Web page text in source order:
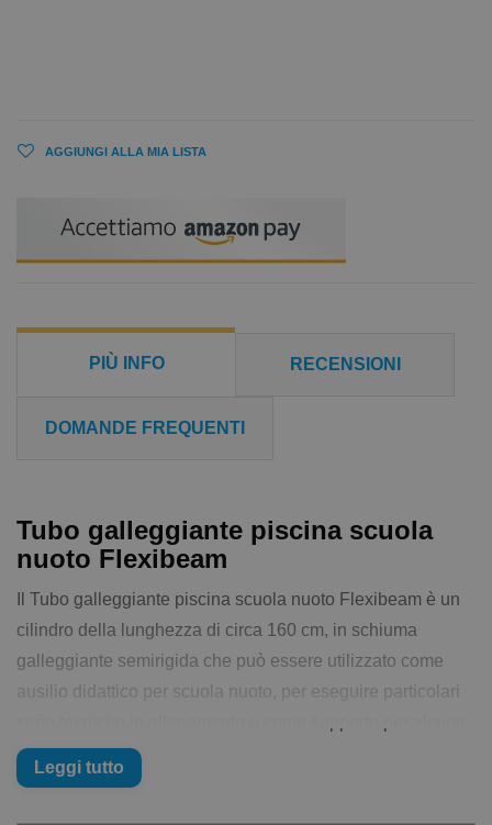
AGGIUNGI ALLA MIA LISTA
PIÙ INFO RECENSIONI
DOMANDE FREQUENTI
Tubo galleggiante piscina scuola
nuoto Flexibeam
Il Tubo galleggiante piscina scuola nuoto Flexibeam è un
cilindro della lunghezza di circa 160 cm, in schiuma
galleggiante semirigida che può essere utilizzato come
ausilio didattico per scuola nuoto, per eseguire particolari
attività di acqua fitness. Insomma, se siete mai stati in una
piscina sicuramente avete visto almeno uno dei tanti modi
Leggi tutto